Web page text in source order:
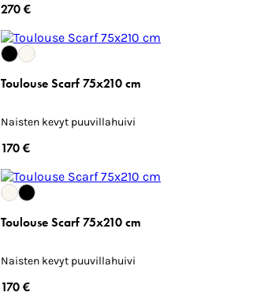
270 €
Toulouse Scarf 75x210 cm
Naisten kevyt puuvillahuivi
170 €
Toulouse Scarf 75x210 cm
Naisten kevyt puuvillahuivi
170 €